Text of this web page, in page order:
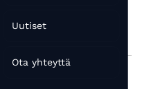
Uutiset
Ota yhteyttä
jatkuvasti
on